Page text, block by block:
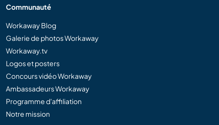
Communauté
Workaway Blog
Galerie de photos Workaway
Workaway.tv
Logos et posters
Concours vidéo Workaway
Ambassadeurs Workaway
Programme d'affiliation
Notre mission